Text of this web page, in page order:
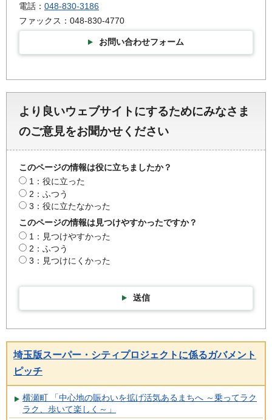
電話： 048-830-3186
ファックス：048-830-4770
お問い合わせフォーム
より良いウェブサイトにするためにみなさま
のご意見をお聞かせください
このページの情報は役に立ちましたか？
1：役に立った
2：ふつう
3：役に立たなかった
このページの情報は見つけやすかったですか？
1：見つけやすかった
2：ふつう
3：見つけにくかった
送信
埼玉版スーパー・シティプロジェクトに係るガバメント
ピッチ
横瀬町 「中心地の賑わいを拡げ活気あるまちへ ～乗ってラク
ラク、歩いて楽しく～」